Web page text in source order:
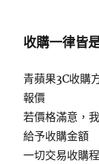
收購一律皆
青蘋果3C收購
報價
若價格滿意，
給予收購金額
一切交易收購